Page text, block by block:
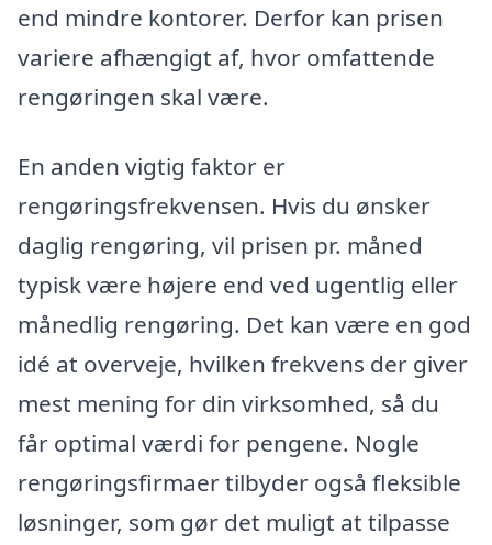
end mindre kontorer. Derfor kan prisen
variere afhængigt af, hvor omfattende
rengøringen skal være.
En anden vigtig faktor er
rengøringsfrekvensen. Hvis du ønsker
daglig rengøring, vil prisen pr. måned
typisk være højere end ved ugentlig eller
månedlig rengøring. Det kan være en god
idé at overveje, hvilken frekvens der giver
mest mening for din virksomhed, så du
får optimal værdi for pengene. Nogle
rengøringsfirmaer tilbyder også fleksible
løsninger, som gør det muligt at tilpasse